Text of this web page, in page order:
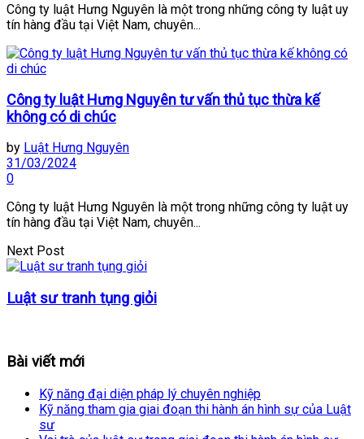
Công ty luật Hưng Nguyên là một trong những công ty luật uy
tín hàng đầu tại Việt Nam, chuyên...
Công ty luật Hưng Nguyên tư vấn thủ tục thừa kế
không có di chúc
by Luật Hưng Nguyên
31/03/2024
0
Công ty luật Hưng Nguyên là một trong những công ty luật uy
tín hàng đầu tại Việt Nam, chuyên...
Next Post
Luật sư tranh tụng giỏi
Bài viết mới
Kỹ năng đại diện pháp lý chuyên nghiệp
Kỹ năng tham gia giai đoạn thi hành án hình sự của Luật
sư